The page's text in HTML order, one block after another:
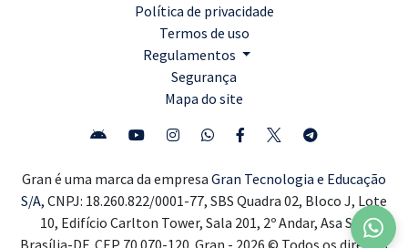
Política de privacidade
Termos de uso
Regulamentos
Segurança
Mapa do site
Gran é uma marca da empresa Gran Tecnologia e Educação
S/A, CNPJ: 18.260.822/0001-77, SBS Quadra 02, Bloco J, Lote
10, Edifício Carlton Tower, Sala 201, 2º Andar, Asa Sul,
Brasília-DF, CEP 70.070-120. Gran - 2026 © Todos os direitos